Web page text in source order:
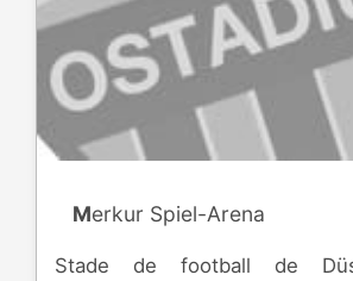
Merkur Spiel-Arena
Stade de football de